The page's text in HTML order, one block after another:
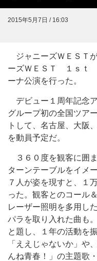
2015年5月7日 / 16:03
ジャニーズＷＥＳＴ
ーズＷＥＳＴ １ｓｔ
ーナ公演を行った。
デビュー１周年記念
グループ初の全国ツア
トして、名古屋、大阪
を動員予定だ。
３６０度を観客に囲
ターンテーブルをイメ
７人が姿を現すと、１
った。観客とのコール
レーザー照明を多用し
パラを取り入れた曲も
と題し、１年の活動を
「ええじゃないか」や
んね青春！」の主題歌